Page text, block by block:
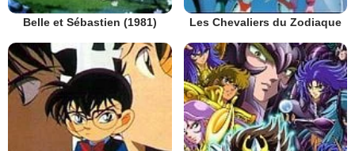
Belle et Sébastien (1981) Les Chevaliers du Zodiaque